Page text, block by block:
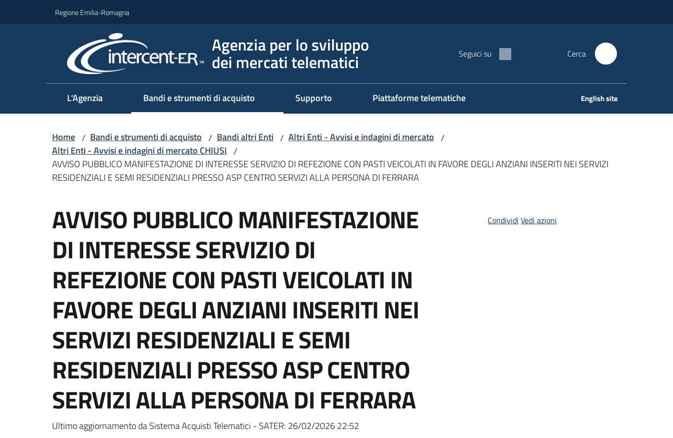
Regione Emilia-Romagna
Agenzia per lo sviluppo
dei mercati telematici Seguici su Cerca
L'Agenzia Bandi e strumenti di acquisto Supporto Piattaforme telematiche English site
Home / Bandi e strumenti di acquisto / Bandi altri Enti / Altri Enti - Avvisi e indagini di mercato /
Altri Enti - Avvisi e indagini di mercato CHIUSI /
AVVISO PUBBLICO MANIFESTAZIONE DI INTERESSE SERVIZIO DI REFEZIONE CON PASTI VEICOLATI IN FAVORE DEGLI ANZIANI INSERITI NEI SERVIZI
RESIDENZIALI E SEMI RESIDENZIALI PRESSO ASP CENTRO SERVIZI ALLA PERSONA DI FERRARA
AVVISO PUBBLICO MANIFESTAZIONE
DI INTERESSE SERVIZIO DI
REFEZIONE CON PASTI VEICOLATI IN
FAVORE DEGLI ANZIANI INSERITI NEI
SERVIZI RESIDENZIALI E SEMI
RESIDENZIALI PRESSO ASP CENTRO
SERVIZI ALLA PERSONA DI FERRARA
Ultimo aggiornamento da Sistema Acquisti Telematici - SATER: 26/02/2026 22:52
Condividi Vedi azioni